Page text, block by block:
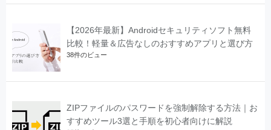
【2026年最新】Androidセキュリティソフト無料
比較！軽量＆広告なしのおすすめアプリと選び方
38件のビュー
ZIPファイルのパスワードを強制解除する方法｜お
すすめツール3選と手順を初心者向けに解説